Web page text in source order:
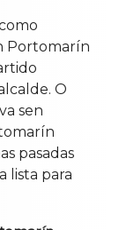
Portomarín
O
sen
pasadas
lista para